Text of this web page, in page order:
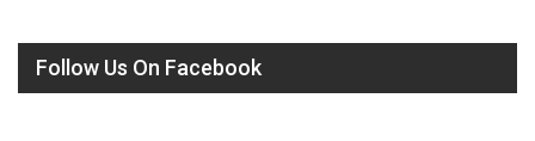
Follow Us On Facebook